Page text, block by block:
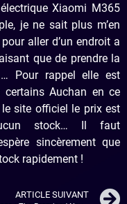
Xiaomi M365
je ne sait plus m’en
aller d’un endroit a
que de prendre la
Pour rappel elle est
Auchan en ce
site officiel le prix est
stock… Il faut
sincèrement que
rapidement !
ARTICLE SUIVANT